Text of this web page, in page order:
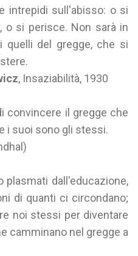
intrepidi sull'abisso: o si
o si perisce. Non sarà in
quelli del gregge, che si
, Insaziabilità, 1930
convincere il gregge che
i suoi sono gli stessi.
plasmati dall'educazione,
di quanti ci circondano;
noi stessi per diventare
camminano nel gregge a